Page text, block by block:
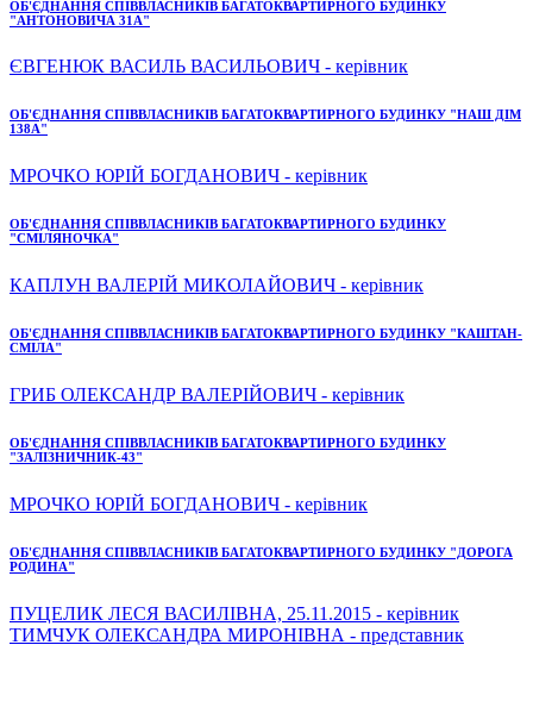
ОБ'ЄДНАННЯ СПІВВЛАСНИКІВ БАГАТОКВАРТИРНОГО БУДИНКУ
"АНТОНОВИЧА 31А"
ЄВГЕНЮК ВАСИЛЬ ВАСИЛЬОВИЧ - керівник
ОБ'ЄДНАННЯ СПІВВЛАСНИКІВ БАГАТОКВАРТИРНОГО БУДИНКУ "НАШ ДІМ
138А"
МРОЧКО ЮРІЙ БОГДАНОВИЧ - керівник
ОБ'ЄДНАННЯ СПІВВЛАСНИКІВ БАГАТОКВАРТИРНОГО БУДИНКУ
"СМІЛЯНОЧКА"
КАПЛУН ВАЛЕРІЙ МИКОЛАЙОВИЧ - керівник
ОБ'ЄДНАННЯ СПІВВЛАСНИКІВ БАГАТОКВАРТИРНОГО БУДИНКУ "КАШТАН-
СМІЛА"
ГРИБ ОЛЕКСАНДР ВАЛЕРІЙОВИЧ - керівник
ОБ'ЄДНАННЯ СПІВВЛАСНИКІВ БАГАТОКВАРТИРНОГО БУДИНКУ
"ЗАЛІЗНИЧНИК-43"
МРОЧКО ЮРІЙ БОГДАНОВИЧ - керівник
ОБ'ЄДНАННЯ СПІВВЛАСНИКІВ БАГАТОКВАРТИРНОГО БУДИНКУ "ДОРОГА
РОДИНА"
ПУЦЕЛИК ЛЕСЯ ВАСИЛІВНА, 25.11.2015 - керівник
ТИМЧУК ОЛЕКСАНДРА МИРОНІВНА - представник